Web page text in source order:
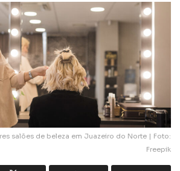
salões de beleza em Juazeiro do Norte | Foto:
Freepik